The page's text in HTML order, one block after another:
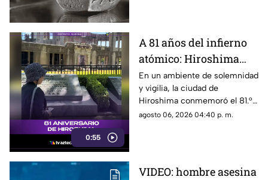
0:55
A 81 años del infierno
atómico: Hiroshima
exige a las potencias el
fin de la era nuclear
En un ambiente de solemnidad
y vigilia, la ciudad de
Hiroshima conmemoró el 81.°
aniversario del devastador
agosto 06, 2026 04:40 p. m.
VIDEO: hombre asesina